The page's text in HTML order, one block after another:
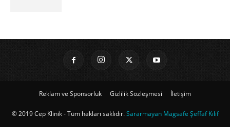
Reklam ve Sponsorluk Gizlilik Sözleşmesi İletişim
© 2019 Cep Klinik - Tüm hakları saklıdır.Sararmayan Magsafe Şeffaf Kılıf